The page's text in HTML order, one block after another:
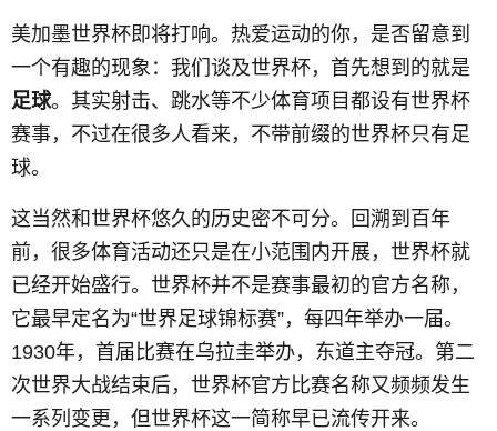
美加墨世界杯即将打响。热爱运动的你，是否留意到
一个有趣的现象：我们谈及世界杯，首先想到的就是
足球。其实射击、跳水等不少体育项目都设有世界杯
赛事，不过在很多人看来，不带前缀的世界杯只有足
球。
这当然和世界杯悠久的历史密不可分。回溯到百年
前，很多体育活动还只是在小范围内开展，世界杯就
已经开始盛行。世界杯并不是赛事最初的官方名称，
它最早定名为“世界足球锦标赛”，每四年举办一届。
1930年，首届比赛在乌拉圭举办，东道主夺冠。第二
次世界大战结束后，世界杯官方比赛名称又频频发生
一系列变更，但世界杯这一简称早已流传开来。